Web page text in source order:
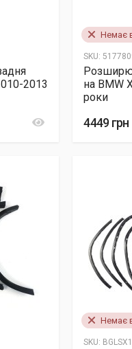
2013
Немає
SKU:
на BMW
роки
4449 грн
Немає
SKU: